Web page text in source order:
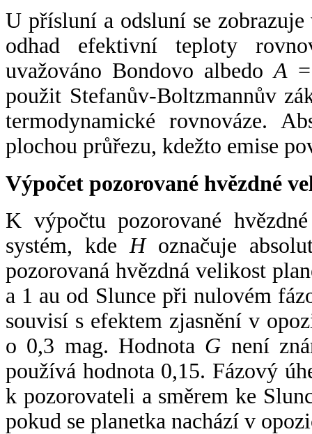
U přísluní a odsluní se
odhad efektivní teploty
uvažováno Bondovo albedoA
použit Stefanův-Boltzmannův
termodynamické rovnováze.
plochou průřezu, kdežto emise
Výpočet pozorované hvězdné
K výpočtu pozorované
systém, kde Hoznačuje
pozorovaná hvězdná velikost
a 1 au od Slunce při nulovém
souvisí s efektem zjasnění v
o 0,3 mag. Hodnota G není
používá hodnota 0,15. Fázový
k pozorovateli a směrem ke
pokud se planetka nachází v